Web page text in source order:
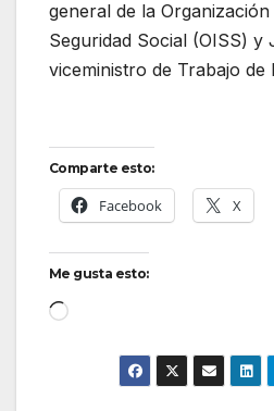
general de la
Seguridad Social (OISS) y
viceministro de Trabajo de
Comparte esto:
Facebook X
Me gusta esto:
Cargando...